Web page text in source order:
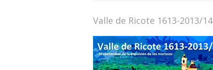
Valle de Ricote 1613-2013/14